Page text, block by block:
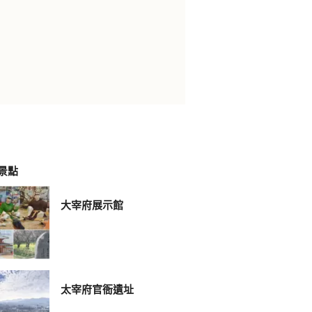
點
大宰府展示館
太宰府官衙遺址